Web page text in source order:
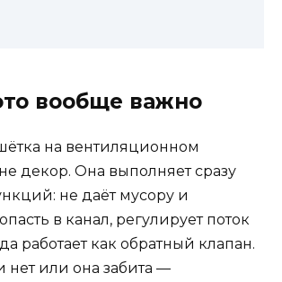
вообще важно
на вентиляционном
декор. Она выполняет сразу
не даёт мусору и
в канал, регулирует поток
работает как обратный клапан.
нет или она забита —